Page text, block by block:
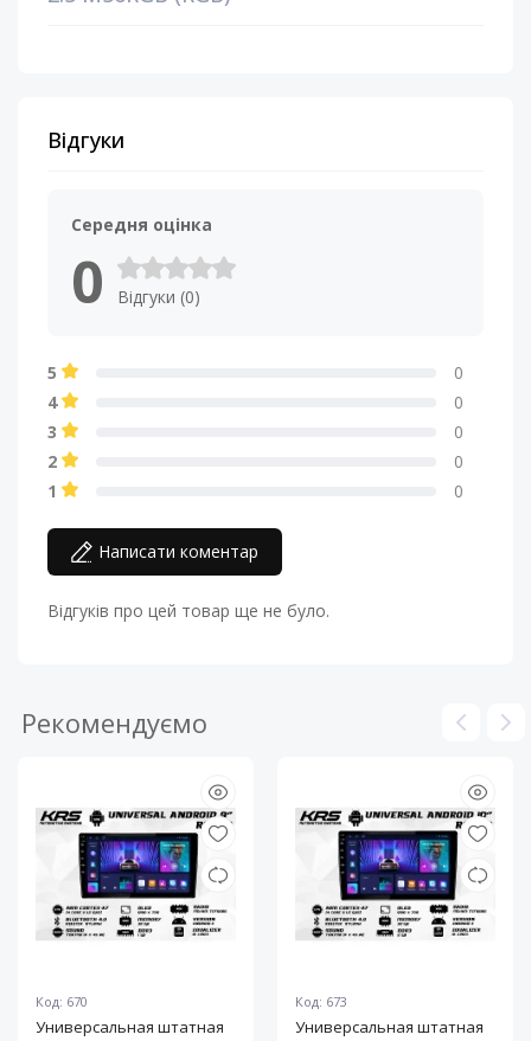
Відгуки
Середня оцінка
0 Відгуки (0)
5
0
4
0
3
0
2
0
1
0
Написати коментар
Відгуків про цей товар ще не було.
Рекомендуємо
Код: 670
Универсальная штатная
Код: 673
Универсальная штатная